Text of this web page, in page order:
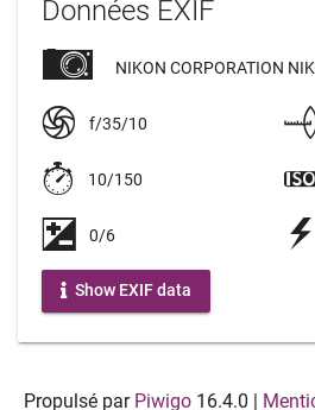
Données EXIF
NIKON CORPORATION
f/35/10
10/150
0/6
Show EXIF data
Propulsé par Piwigo16.4.0 |